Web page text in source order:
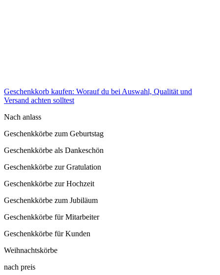
Geschenkkorb kaufen: Worauf du bei Auswahl, Qualität und
Versand achten solltest
Nach anlass
Geschenkkörbe zum Geburtstag
Geschenkkörbe als Dankeschön
Geschenkkörbe zur Gratulation
Geschenkkörbe zur Hochzeit
Geschenkkörbe zum Jubiläum
Geschenkkörbe für Mitarbeiter
Geschenkkörbe für Kunden
Weihnachtskörbe
nach preis